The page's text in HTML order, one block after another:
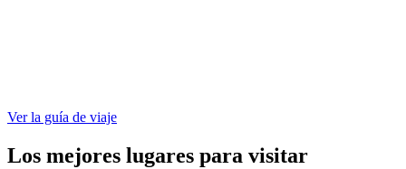
Ver la guía de viaje
Los mejores lugares para visitar